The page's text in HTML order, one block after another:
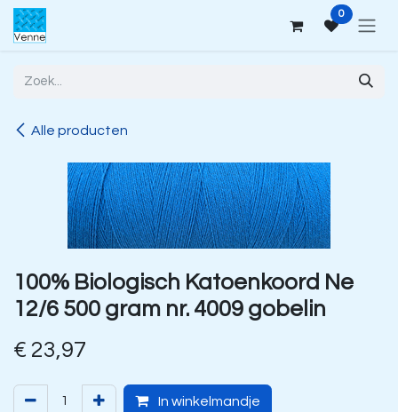
Overslaan naar inhoud 0
Alle producten
100% Biologisch Katoenkoord Ne
12/6 500 gram nr. 4009 gobelin
€ 23,97
In winkelmandje